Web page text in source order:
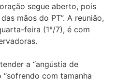
segue aberto, pois
mãos do PT”. A reunião,
feira (1°/7), é com
a “angústia de
“sofrendo com tamanha